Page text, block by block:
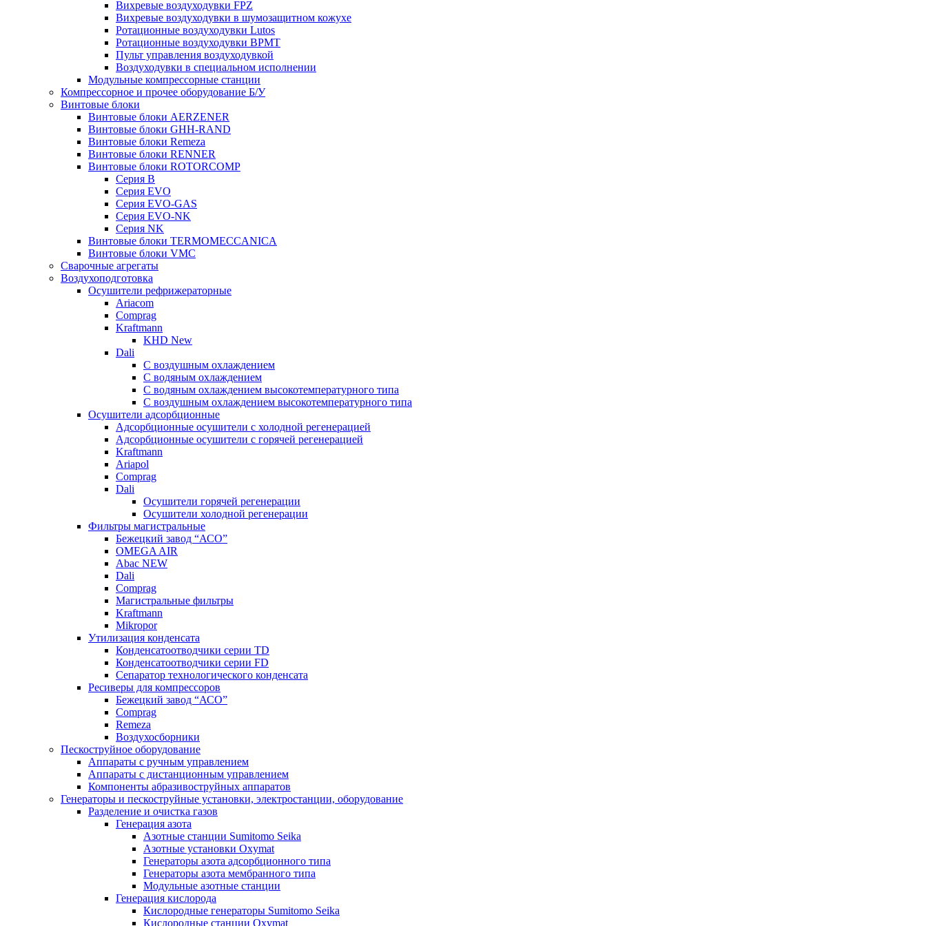
Вихревые воздуходувки FPZ
Вихревые воздуходувки в шумозащитном кожухе
Ротационные воздуходувки Lutos
Ротационные воздуходувки ВРМТ
Пульт управления воздуходувкой
Воздуходувки в специальном исполнении
Модульные компрессорные станции
Компрессорное и прочее оборудование Б/У
Винтовые блоки
Винтовые блоки AERZENER
Винтовые блоки GHH-RAND
Винтовые блоки Remeza
Винтовые блоки RENNER
Винтовые блоки ROTORCOMP
Серия B
Серия EVO
Серия EVO-GAS
Серия EVO-NK
Серия NK
Винтовые блоки TERMOMECCANICA
Винтовые блоки VMC
Сварочные агрегаты
Воздухоподготовка
Осушители рефрижераторные
Ariacom
Comprag
Kraftmann
KHD New
Dali
C воздушным охлаждением
C водяным охлаждением
С водяным охлаждением высокотемпературного типа
C воздушным охлаждением высокотемпературного типа
Осушители адсорбционные
Адсорбционные осушители с холодной регенерацией
Адсорбционные осушители с горячей регенерацией
Kraftmann
Ariapol
Comprag
Dali
Осушители горячей регенерации
Осушители холодной регенерации
Фильтры магистральные
Бежецкий завод “АСО”
OMEGA AIR
Abac NEW
Dali
Comprag
Магистральные фильтры
Kraftmann
Mikropor
Утилизация конденсата
Конденсатоотводчики серии TD
Конденсатоотводчики серии FD
Сепаратор технологического конденсата
Ресиверы для компрессоров
Бежецкий завод “АСО”
Comprag
Remeza
Воздухосборники
Пескоструйное оборудование
Аппараты с ручным управлением
Аппараты с дистанционным управлением
Компоненты абразивоструйных аппаратов
Генераторы и пескоструйные установки, электростанции, оборудование
Разделение и очистка газов
Генерация азота
Азотные станции Sumitomo Seika
Азотные установки Oxymat
Генераторы азота адсорбционного типа
Генераторы азота мембранного типа
Модульные азотные станции
Генерация кислорода
Кислородные генераторы Sumitomo Seika
Кислородные станции Oxymat